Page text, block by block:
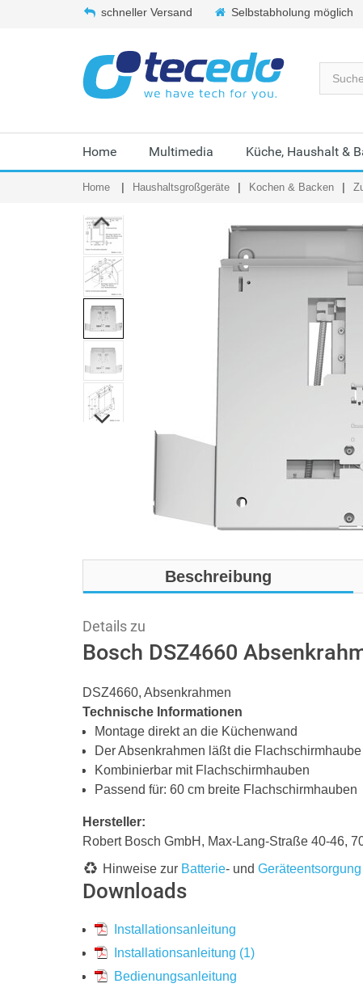
schneller Versand Selbstabholung möglich
Home Multimedia Küche, Haushalt &
Home Haushaltsgroßgeräte Kochen & Backen
Beschreibung
Details zu
Bosch DSZ4660
DSZ4660, Absenkrahmen
Technische Informationen
Montage direkt an die Küchenwand
Der Absenkrahmen läßt die
Kombinierbar mit Flachschirmhauben
Passend für: 60 cm breite Flachschirmhauben
Hersteller:
Robert Bosch GmbH, Max-Lang-Straße 40-46,
Hinweise zur Batterie- und Geräteentsorgung
Downloads
Installationsanleitung
Installationsanleitung (1)
Bedienungsanleitung